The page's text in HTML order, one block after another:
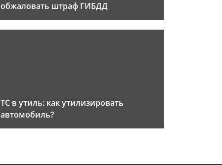
обжаловать штраф ГИБДД
ТС в утиль: как утилизировать
автомобиль?